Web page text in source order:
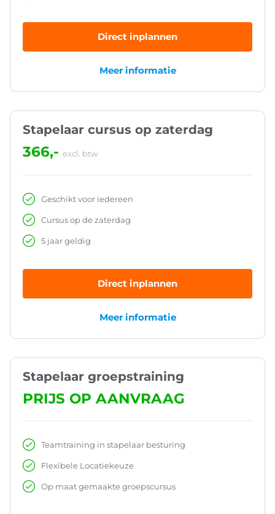
Direct inplannen
Meer informatie
Stapelaar cursus op zaterdag
366,- excl. btw
Geschikt voor iedereen
Cursus op de zaterdag
5 jaar geldig
Direct inplannen
Meer informatie
Stapelaar groepstraining
PRIJS OP AANVRAAG
Teamtraining in stapelaar besturing
Flexibele Locatiekeuze
Op maat gemaakte groepscursus